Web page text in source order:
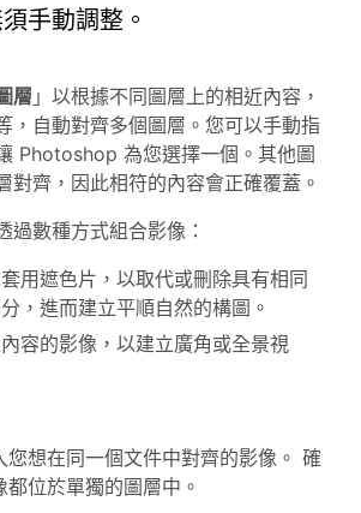
手動調整。
層 」以根據不同圖層上的相近內容，
，自動對齊多個圖層。您可以手動指
Photoshop 為您選擇一個。其他圖
對齊，因此相符的內容會正確覆蓋。
過數種方式組合影像：
用遮色片，以取代或刪除具有相同
，進而建立平順自然的構圖。
容的影像，以建立廣角或全景視
您想在同一個文件中對齊的影像。 確
都位於單獨的圖層中。